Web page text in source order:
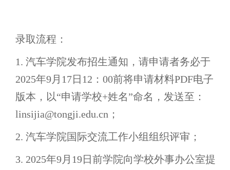
录取流程：
1. 汽车学院发布招生通知，请申请者务必于
2025年9月17日12：00前将申请材料PDF电子
版本，以“申请学校+姓名”命名，发送至：
linsijia@tongji.edu.cn；
2. 汽车学院国际交流工作小组组织评审；
3. 2025年9月19日前学院向学校外事办公室提